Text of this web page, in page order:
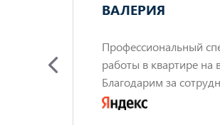
ВАЛЕРИЯ
Профессиональный
работы в квартире на
Благодарим за